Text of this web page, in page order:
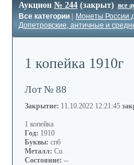
Аукцион № 244 (закрыт) все
Все категории
Монеты России
Допетровские, античные и
1 копейка 1910г
Лот № 88
Закрытие: 11.10.2022 12:21:45
1 копейка
Год: 1910
Буквы: спб
Металл: Cu
Состояние: --